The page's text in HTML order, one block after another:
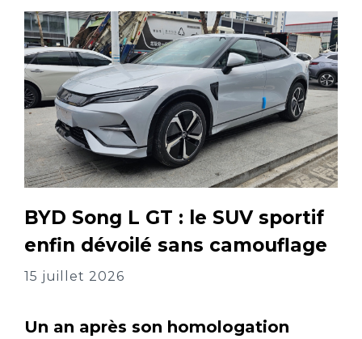
BYD Song L GT : le SUV sportif
enfin dévoilé sans camouflage
15 juillet 2026
Un an après son homologation